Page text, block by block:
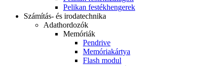
Pelikan festékhengerek
Számítás- és irodatechnika
Adathordozók
Memóriák
Pendrive
Memóriakártya
Flash modul